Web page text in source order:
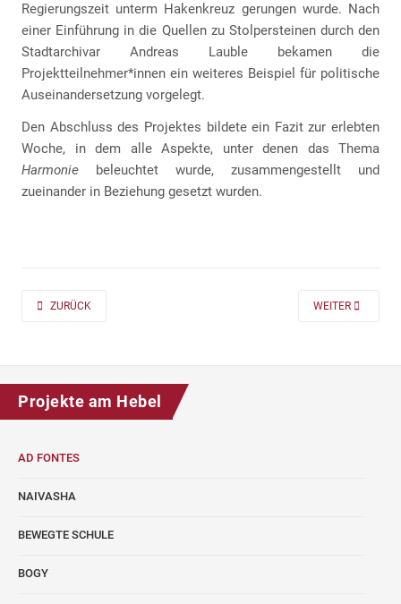
Regierungszeit unterm Hakenkreuz gerungen wurde. Nach
einer Einführung in die Quellen zu Stolpersteinen durch den
Stadtarchivar Andreas Lauble bekamen die
Projektteilnehmer*innen ein weiteres Beispiel für politische
Auseinandersetzung vorgelegt.
Den Abschluss des Projektes bildete ein Fazit zur erlebten
Woche, in dem alle Aspekte, unter denen das Thema
Harmonie beleuchtet wurde, zusammengestellt und
zueinander in Beziehung gesetzt wurden.
PREVIOUS ARTICLE: AD FONTES 2019/20 „MASS“ FÜR DIE KLASSEN 7
ZURÜCK NEXT ARTICLE:
WEITER
Projekte am Hebel
AD FONTES
NAIVASHA
BEWEGTE SCHULE
BOGY